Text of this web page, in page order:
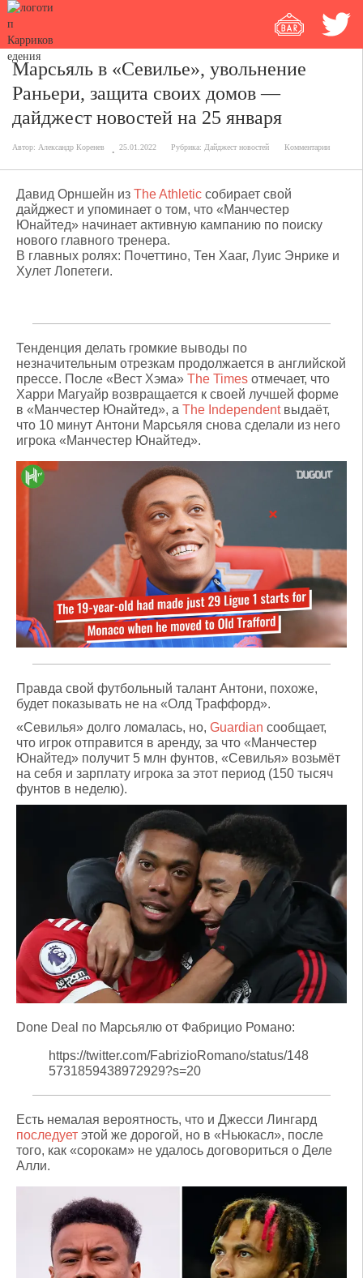
Марсьяль в «Севилье», увольнение
Раньери, защита своих домов —
дайджест новостей на 25 января
Автор: Александр Коренев 25.01.2022 Рубрика: Дайджест новостей Комментарии
Давид Орншейн из The Athletic собирает свой
дайджест и упоминает о том, что «Манчестер
Юнайтед» начинает активную кампанию по поиску
нового главного тренера.
В главных ролях: Почеттино, Тен Хааг, Луис Энрике и
Хулет Лопетеги.
Тенденция делать громкие выводы по
незначительным отрезкам продолжается в английской
прессе. После «Вест Хэма» The Times отмечает, что
Харри Магуайр возвращается к своей лучшей форме
в «Манчестер Юнайтед», а The Independentвыдаёт,
что 10 минут Антони Марсьяля снова сделали из него
игрока «Манчестер Юнайтед».
Правда свой футбольный талант Антони, похоже,
будет показывать не на «Олд Траффорд».
«Севилья» долго ломалась, но, Guardian сообщает,
что игрок отправится в аренду, за что «Манчестер
Юнайтед» получит 5 млн фунтов, «Севилья» возьмёт
на себя и зарплату игрока за этот период (150 тысяч
фунтов в неделю).
Done Deal по Марсьялю от Фабрицио Романо:
https://twitter.com/FabrizioRomano/status/148
5731859438972929?s=20
Есть немалая вероятность, что и Джесси Лингард
последует этой же дорогой, но в «Ньюкасл», после
того, как «сорокам» не удалось договориться о Деле
Алли.